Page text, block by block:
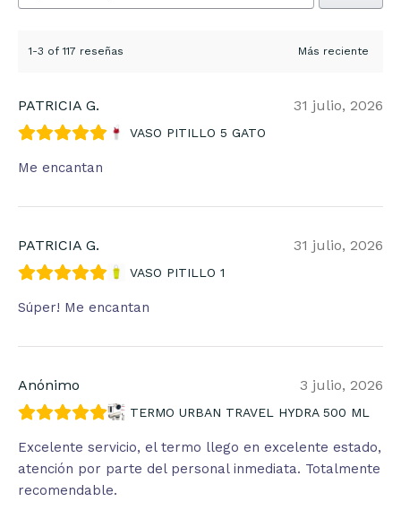
1-3 of 117 reseñas
PATRICIA G. 31 julio, 2026
VASO PITILLO 5 GATO
Me encantan
PATRICIA G. 31 julio, 2026
VASO PITILLO 1
Súper! Me encantan
Anónimo 3 julio, 2026
TERMO URBAN TRAVEL HYDRA 500 ML
Excelente servicio, el termo llego en excelente estado,
atención por parte del personal inmediata. Totalmente
recomendable.